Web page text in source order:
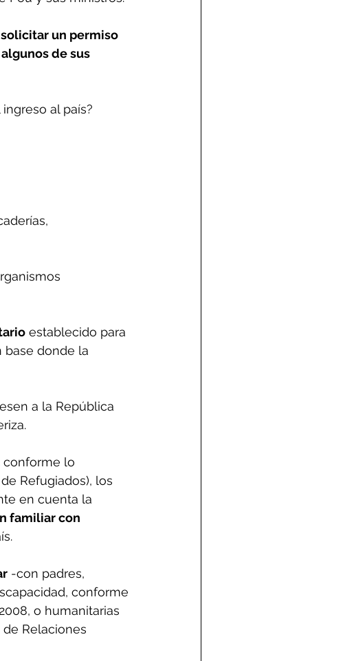
un permiso
de sus
al país?
establecido para
base donde la
a la República
conforme lo
Refugiados), los
en cuenta la
familiar con
-con padres,
conforme
o humanitarias
Relaciones